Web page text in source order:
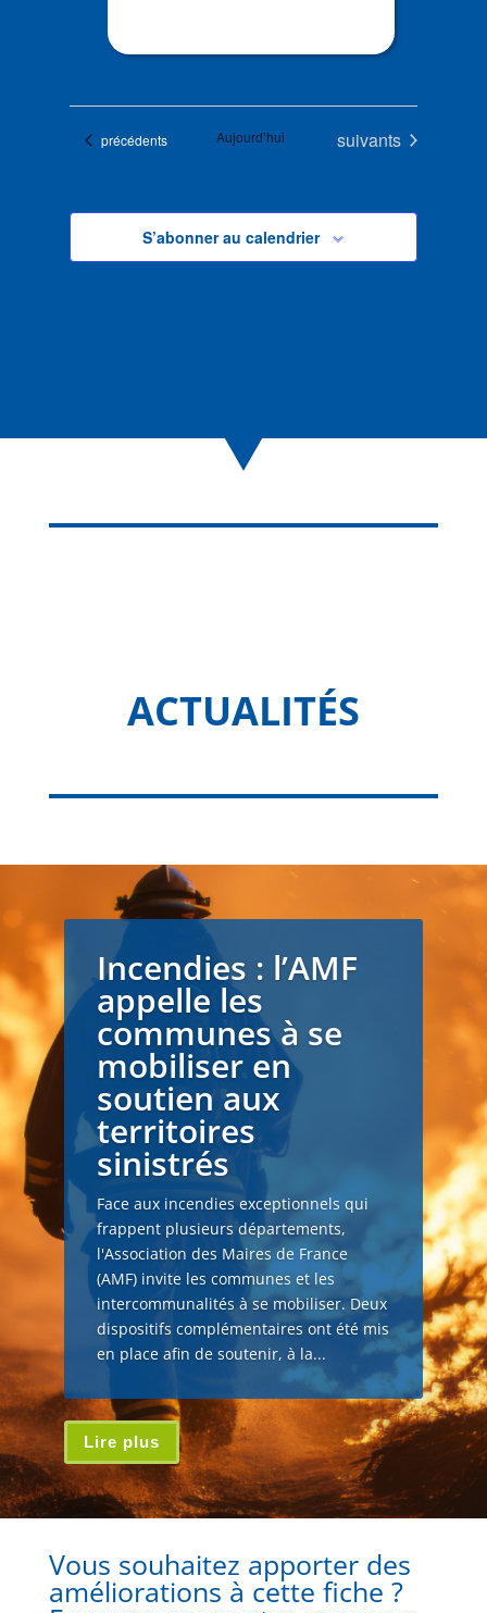
Évènements
précédents Aujourd’hui Évènements
suivants
S’abonner au calendrier
ACTUALITÉS
Incendies : l’AMF
appelle les
communes à se
mobiliser en
soutien aux
territoires
sinistrés
Face aux incendies exceptionnels qui
frappent plusieurs départements,
l'Association des Maires de France
(AMF) invite les communes et les
intercommunalités à se mobiliser. Deux
dispositifs complémentaires ont été mis
en place afin de soutenir, à la...
Lire plus
Vous souhaitez apporter des
améliorations à cette fiche ?